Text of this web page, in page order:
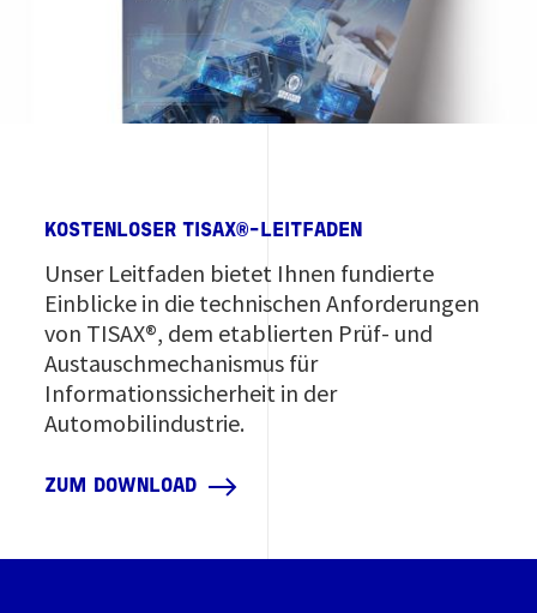
KOSTENLOSER TISAX®-LEITFADEN
Unser Leitfaden bietet Ihnen fundierte
Einblicke in die technischen Anforderungen
von TISAX®, dem etablierten Prüf- und
Austauschmechanismus für
Informationssicherheit in der
Automobilindustrie.
ZUM DOWNLOAD